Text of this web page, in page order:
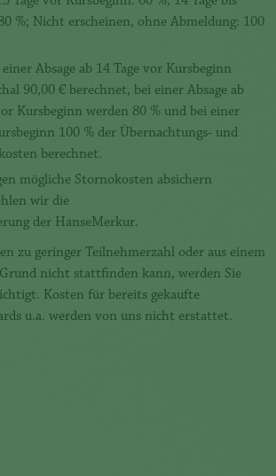
%; Nicht erscheinen, ohne Abmeldung: 100
Absage ab 14 Tage vor Kursbeginn
90,00 € berechnet, bei einer Absage ab
Kursbeginn werden 80 % und bei einer
100 % der Übernachtungs- und
berechnet.
mögliche Stornokosten absichern
wir die
der HanseMerkur.
zu geringer Teilnehmerzahl oder aus einem
nicht stattfinden kann, werden Sie
Kosten für bereits gekaufte
u.a. werden von uns nicht erstattet.